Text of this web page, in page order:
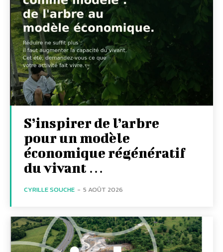
S’inspirer de l’arbre
pour un modèle
économique régénératif
du vivant …
CYRILLE SOUCHE - 5 AOÛT 2026